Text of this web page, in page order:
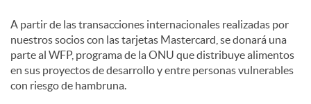
A partir de las transacciones internacionales realizadas por
nuestros socios con las tarjetas Mastercard, se donará una
parte al WFP, programa de la ONU que distribuye alimentos
en sus proyectos de desarrollo y entre personas vulnerables
con riesgo de hambruna.